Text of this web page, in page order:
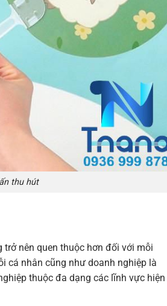
thu hút
nên quen thuộc hơn đối với mỗi
cá nhân cũng như doanh nghiệp là
thuộc đa dạng các lĩnh vực hiện